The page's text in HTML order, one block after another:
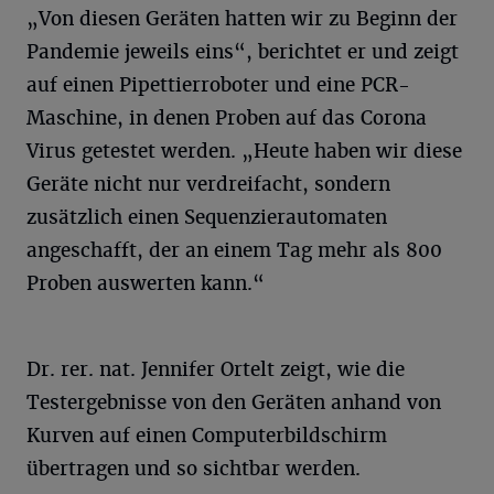
„Von diesen Geräten hatten wir zu Beginn der
Pandemie jeweils eins“, berichtet er und zeigt
auf einen Pipettierroboter und eine PCR-
Maschine, in denen Proben auf das Corona
Virus getestet werden. „Heute haben wir diese
Geräte nicht nur verdreifacht, sondern
zusätzlich einen Sequenzierautomaten
angeschafft, der an einem Tag mehr als 800
Proben auswerten kann.“
Dr. rer. nat. Jennifer Ortelt zeigt, wie die
Testergebnisse von den Geräten anhand von
Kurven auf einen Computerbildschirm
übertragen und so sichtbar werden.